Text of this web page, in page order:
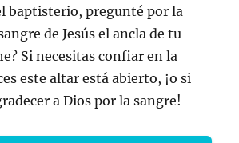
baptisterio, pregunté por la
de Jesús el ancla de tu
Si necesitas confiar en la
este altar está abierto, ¡o si
a Dios por la sangre!